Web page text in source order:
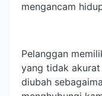
mengancam
Pelanggan
yang tidak
diubah